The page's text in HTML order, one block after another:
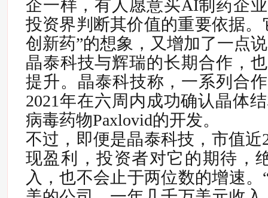
企一样，有人愿意买AI制药企
投资界判断其价值的重要依据
创新药”的想象，又增加了一点
晶泰科技与辉瑞的长期合作，
提升。晶泰科技称，一系列合
2021年在六周内成功确认晶体
病毒药物Paxlovid的开发。
不过， 即便是晶泰科技，市值近
现盈利，投资者对它的期待，
入，也不会止于两位数的增速。